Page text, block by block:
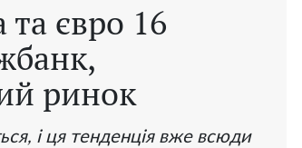
та євро 16
ринок
і ця тенденція вже всюди